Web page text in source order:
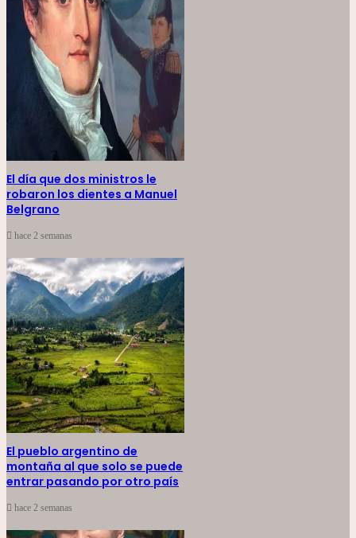
El día que dos ministros le
robaron los dientes a Manuel
Belgrano
hace 2 semanas
El pueblo argentino de
montaña al que solo se puede
entrar pasando por otro país
hace 2 semanas